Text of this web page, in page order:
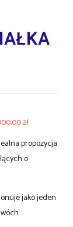
zł
propozycja
o
jako jeden